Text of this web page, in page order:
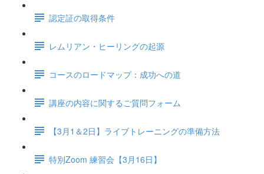
認定証の取得条件
レムリアン・ヒーリングの起源
コースのロードマップ：成功への道
講座の内容に関するご質問フォーム
【3月1＆2日】ライブトレーニングの準備方法
特別Zoom 練習会【3月16日】